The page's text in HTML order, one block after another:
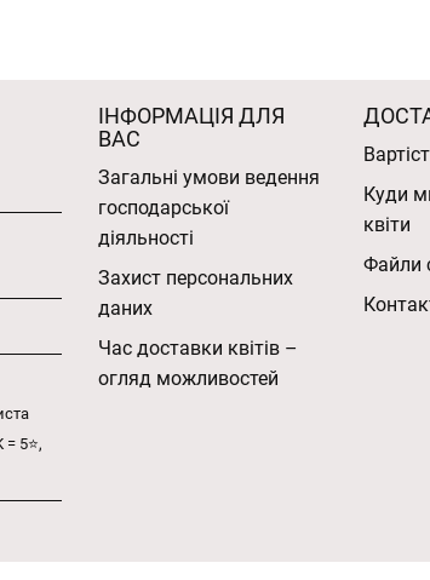
5⭐,
ІНФОРМАЦІЯ ДЛЯ
ВАС
Загальні умови ведення
господарської
діяльності
Захист персональних
даних
Час доставки квітів –
огляд можливостей
Куди
квіти
Файли